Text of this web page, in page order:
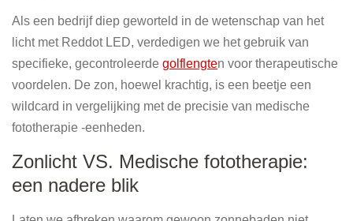
Als een bedrijf diep geworteld in de wetenschap van het
licht met Reddot LED, verdedigen we het gebruik van
specifieke, gecontroleerde golflengten voor therapeutische
voordelen. De zon, hoewel krachtig, is een beetje een
wildcard in vergelijking met de precisie van medische
fototherapie -eenheden.
Zonlicht VS. Medische fototherapie:
een nadere blik